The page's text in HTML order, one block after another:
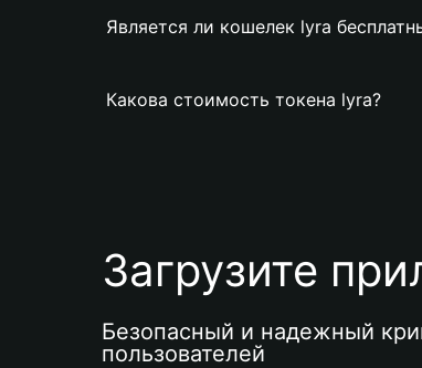
Является ли кошелек lyra
Какова стоимость токена lyra?
Загрузите
Безопасный и надежный
пользователей